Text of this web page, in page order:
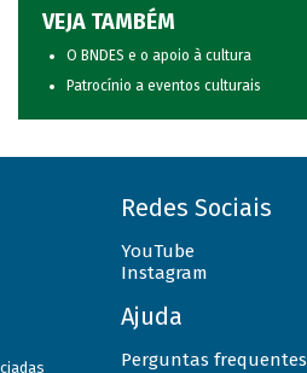
VEJA TAMBÉM
O BNDES e o apoio à cultura
Patrocínio a eventos culturais
Redes Sociais
YouTube
Instagram
Ajuda
Perguntas frequentes